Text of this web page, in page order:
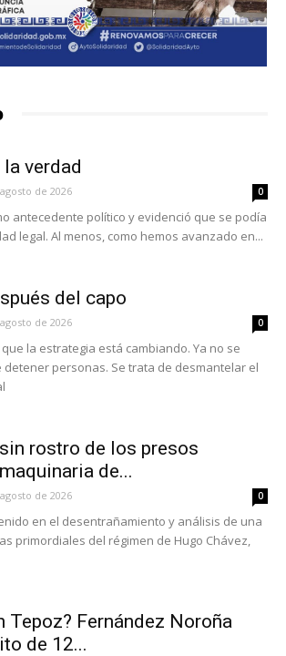
verdad
de 2026 0
antecedente político y evidenció que se podía
legal. Al menos, como hemos avanzado en...
del capo
de 2026 0
la estrategia está cambiando. Ya no se
personas. Se trata de desmantelar el
rostro de los presos
de...
de 2026 0
en el desentrañamiento y análisis de una
primordiales del régimen de Hugo Chávez,
Tepoz? Fernández Noroña
de 12...